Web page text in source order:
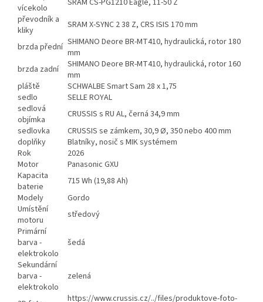
vícekolo
SRAM CS-PG1210 Eagle, 11-50 Z
převodník a
kliky
SRAM X-SYNC 2 38 Z, CRS ISIS 170 mm
brzda přední SHIMANO Deore BR-MT410, hydraulická, rotor 180
mm
brzda zadní
SHIMANO Deore BR-MT410, hydraulická, rotor 160
mm
pláště
SCHWALBE Smart Sam 28 x 1,75
sedlo
SELLE ROYAL
sedlová
objímka
CRUSSIS s RU AL, černá 34,9 mm
sedlovka
CRUSSIS se zámkem, 30,9 Ø, 350 nebo 400 mm
doplňky
Blatníky, nosič s MIK systémem
Rok
2026
Motor
Panasonic GXU
Kapacita
baterie
715 Wh (19,88 Ah)
Modely
Gordo
Umístění
motoru
středový
Primární
barva -
elektrokolo
šedá
Sekundární
barva -
elektrokolo
zelená
https://www.crussis.cz/../files/produktove-foto-